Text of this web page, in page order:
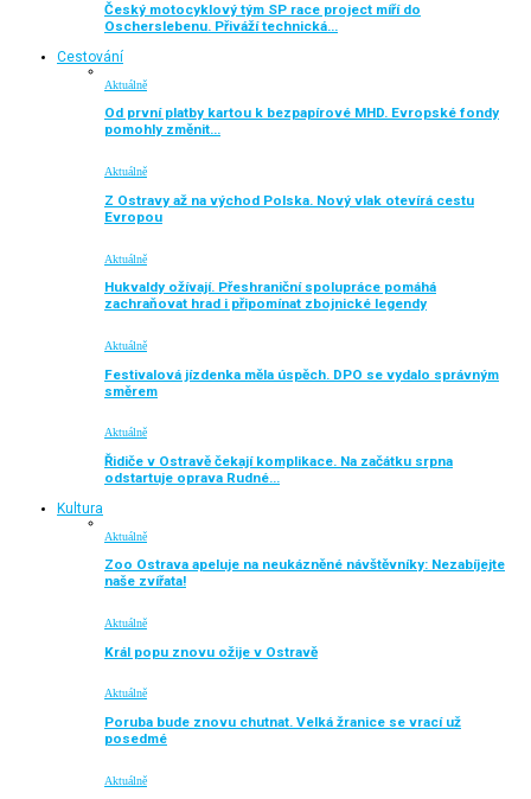
Český motocyklový tým SP race project míří do
Oscherslebenu. Přiváží technická…
Cestování
Aktuálně
Od první platby kartou k bezpapírové MHD. Evropské fondy
pomohly změnit…
Aktuálně
Z Ostravy až na východ Polska. Nový vlak otevírá cestu
Evropou
Aktuálně
Hukvaldy ožívají. Přeshraniční spolupráce pomáhá
zachraňovat hrad i připomínat zbojnické legendy
Aktuálně
Festivalová jízdenka měla úspěch. DPO se vydalo správným
směrem
Aktuálně
Řidiče v Ostravě čekají komplikace. Na začátku srpna
odstartuje oprava Rudné…
Kultura
Aktuálně
Zoo Ostrava apeluje na neukázněné návštěvníky: Nezabíjejte
naše zvířata!
Aktuálně
Král popu znovu ožije v Ostravě
Aktuálně
Poruba bude znovu chutnat. Velká žranice se vrací už
posedmé
Aktuálně